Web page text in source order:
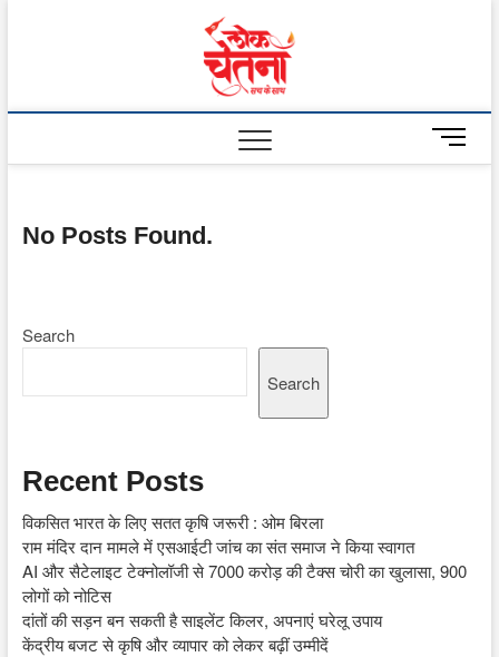
M
e
No Posts Found.
Search
Search
Recent Posts
विकसित भारत के लिए सतत कृषि जरूरी : ओम बिरला
राम मंदिर दान मामले में एसआईटी जांच का संत समाज ने किया स्वागत
AI और सैटेलाइट टेक्नोलॉजी से 7000 करोड़ की टैक्स चोरी का खुलासा, 900
लोगों को नोटिस
दांतों की सड़न बन सकती है साइलेंट किलर, अपनाएं घरेलू उपाय
केंद्रीय बजट से कृषि और व्यापार को लेकर बढ़ीं उम्मीदें